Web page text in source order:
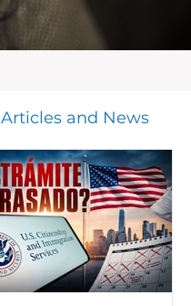
Articles and News